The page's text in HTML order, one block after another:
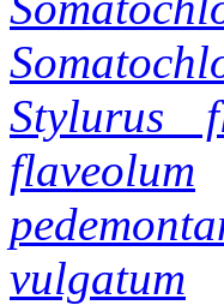
Stylurus
flaveolum
vulgatum